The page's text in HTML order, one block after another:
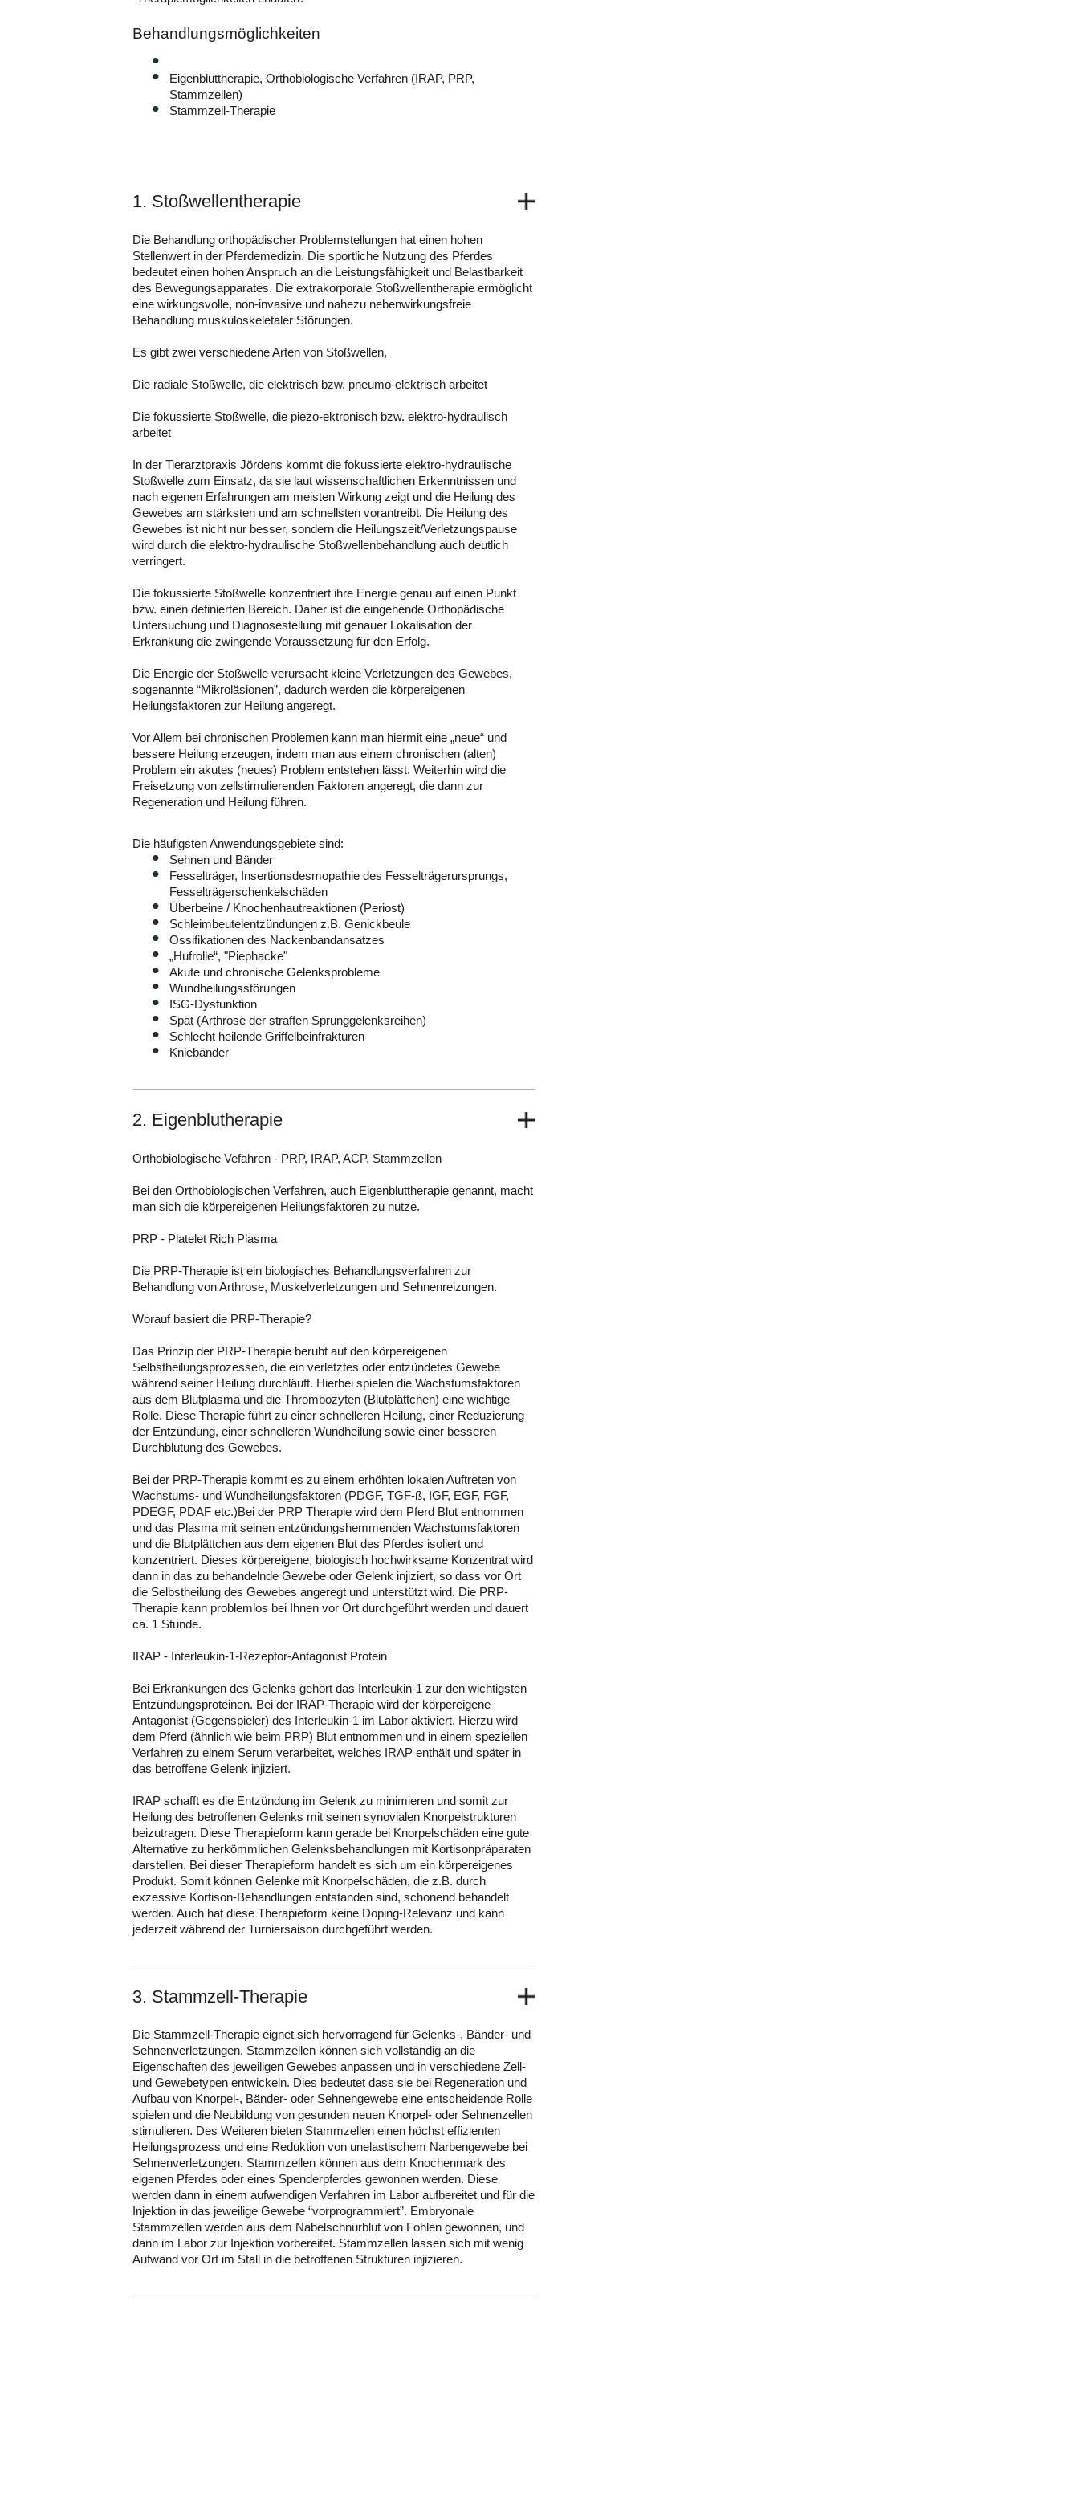
Behandlungsmöglichkeiten
Eigenbluttherapie, Orthobiologische Verfahren (IRAP, PRP,
Stammzellen)
Stammzell-Therapie
1. Stoßwellentherapie
Die Behandlung orthopädischer Problemstellungen hat einen hohen
Stellenwert in der Pferdemedizin. Die sportliche Nutzung des Pferdes
bedeutet einen hohen Anspruch an die Leistungsfähigkeit und Belastbarkeit
des Bewegungsapparates. Die extrakorporale Stoßwellentherapie ermöglicht
eine wirkungsvolle, non-invasive und nahezu nebenwirkungsfreie
Behandlung muskuloskeletaler Störungen.
Es gibt zwei verschiedene Arten von Stoßwellen,
Die radiale Stoßwelle, die elektrisch bzw. pneumo-elektrisch arbeitet
Die fokussierte Stoßwelle, die piezo-ektronisch bzw. elektro-hydraulisch
arbeitet
In der Tierarztpraxis Jördens kommt die fokussierte elektro-hydraulische
Stoßwelle zum Einsatz, da sie laut wissenschaftlichen Erkenntnissen und
nach eigenen Erfahrungen am meisten Wirkung zeigt und die Heilung des
Gewebes am stärksten und am schnellsten vorantreibt. Die Heilung des
Gewebes ist nicht nur besser, sondern die Heilungszeit/Verletzungspause
wird durch die elektro-hydraulische Stoßwellenbehandlung auch deutlich
verringert.
Die fokussierte Stoßwelle konzentriert ihre Energie genau auf einen Punkt
bzw. einen definierten Bereich. Daher ist die eingehende Orthopädische
Untersuchung und Diagnosestellung mit genauer Lokalisation der
Erkrankung die zwingende Voraussetzung für den Erfolg.
Die Energie der Stoßwelle verursacht kleine Verletzungen des Gewebes,
sogenannte “Mikroläsionen”, dadurch werden die körpereigenen
Heilungsfaktoren zur Heilung angeregt.
Vor Allem bei chronischen Problemen kann man hiermit eine „neue“ und
bessere Heilung erzeugen, indem man aus einem chronischen (alten)
Problem ein akutes (neues) Problem entstehen lässt. Weiterhin wird die
Freisetzung von zellstimulierenden Faktoren angeregt, die dann zur
Regeneration und Heilung führen.
Die häufigsten Anwendungsgebiete sind:
Sehnen und Bänder
Fesselträger, Insertionsdesmopathie des Fesselträgerursprungs,
Fesselträgerschenkelschäden
Überbeine / Knochenhautreaktionen (Periost)
Schleimbeutelentzündungen z.B. Genickbeule
Ossifikationen des Nackenbandansatzes
„Hufrolle“, "Piephacke"
Akute und chronische Gelenksprobleme
Wundheilungsstörungen
ISG-Dysfunktion
Spat (Arthrose der straffen Sprunggelenksreihen)
Schlecht heilende Griffelbeinfrakturen
Kniebänder
2. Eigenblutherapie
Orthobiologische Vefahren - PRP, IRAP, ACP, Stammzellen
Bei den Orthobiologischen Verfahren, auch Eigenbluttherapie genannt, macht
man sich die körpereigenen Heilungsfaktoren zu nutze.
PRP - Platelet Rich Plasma
Die PRP-Therapie ist ein biologisches Behandlungsverfahren zur
Behandlung von Arthrose, Muskelverletzungen und Sehnenreizungen.
Worauf basiert die PRP-Therapie?
Das Prinzip der PRP-Therapie beruht auf den körpereigenen
Selbstheilungsprozessen, die ein verletztes oder entzündetes Gewebe
während seiner Heilung durchläuft. Hierbei spielen die Wachstumsfaktoren
aus dem Blutplasma und die Thrombozyten (Blutplättchen) eine wichtige
Rolle. Diese Therapie führt zu einer schnelleren Heilung, einer Reduzierung
der Entzündung, einer schnelleren Wundheilung sowie einer besseren
Durchblutung des Gewebes.
Bei der PRP-Therapie kommt es zu einem erhöhten lokalen Auftreten von
Wachstums- und Wundheilungsfaktoren (PDGF, TGF-ß, IGF, EGF, FGF,
PDEGF, PDAF etc.)Bei der PRP Therapie wird dem Pferd Blut entnommen
und das Plasma mit seinen entzündungshemmenden Wachstumsfaktoren
und die Blutplättchen aus dem eigenen Blut des Pferdes isoliert und
konzentriert. Dieses körpereigene, biologisch hochwirksame Konzentrat wird
dann in das zu behandelnde Gewebe oder Gelenk injiziert, so dass vor Ort
die Selbstheilung des Gewebes angeregt und unterstützt wird. Die PRP-
Therapie kann problemlos bei Ihnen vor Ort durchgeführt werden und dauert
ca. 1 Stunde.
IRAP - Interleukin-1-Rezeptor-Antagonist Protein
Bei Erkrankungen des Gelenks gehört das Interleukin-1 zur den wichtigsten
Entzündungsproteinen. Bei der IRAP-Therapie wird der körpereigene
Antagonist (Gegenspieler) des Interleukin-1 im Labor aktiviert. Hierzu wird
dem Pferd (ähnlich wie beim PRP) Blut entnommen und in einem speziellen
Verfahren zu einem Serum verarbeitet, welches IRAP enthält und später in
das betroffene Gelenk injiziert.
IRAP schafft es die Entzündung im Gelenk zu minimieren und somit zur
Heilung des betroffenen Gelenks mit seinen synovialen Knorpelstrukturen
beizutragen. Diese Therapieform kann gerade bei Knorpelschäden eine gute
Alternative zu herkömmlichen Gelenksbehandlungen mit Kortisonpräparaten
darstellen. Bei dieser Therapieform handelt es sich um ein körpereigenes
Produkt. Somit können Gelenke mit Knorpelschäden, die z.B. durch
exzessive Kortison-Behandlungen entstanden sind, schonend behandelt
werden. Auch hat diese Therapieform keine Doping-Relevanz und kann
jederzeit während der Turniersaison durchgeführt werden.
3. Stammzell-Therapie
Die Stammzell-Therapie eignet sich hervorragend für Gelenks-, Bänder- und
Sehnenverletzungen. Stammzellen können sich vollständig an die
Eigenschaften des jeweiligen Gewebes anpassen und in verschiedene Zell-
und Gewebetypen entwickeln. Dies bedeutet dass sie bei Regeneration und
Aufbau von Knorpel-, Bänder- oder Sehnengewebe eine entscheidende Rolle
spielen und die Neubildung von gesunden neuen Knorpel- oder Sehnenzellen
stimulieren. Des Weiteren bieten Stammzellen einen höchst effizienten
Heilungsprozess und eine Reduktion von unelastischem Narbengewebe bei
Sehnenverletzungen. Stammzellen können aus dem Knochenmark des
eigenen Pferdes oder eines Spenderpferdes gewonnen werden. Diese
werden dann in einem aufwendigen Verfahren im Labor aufbereitet und für die
Injektion in das jeweilige Gewebe “vorprogrammiert”. Embryonale
Stammzellen werden aus dem Nabelschnurblut von Fohlen gewonnen, und
dann im Labor zur Injektion vorbereitet. Stammzellen lassen sich mit wenig
Aufwand vor Ort im Stall in die betroffenen Strukturen injizieren.